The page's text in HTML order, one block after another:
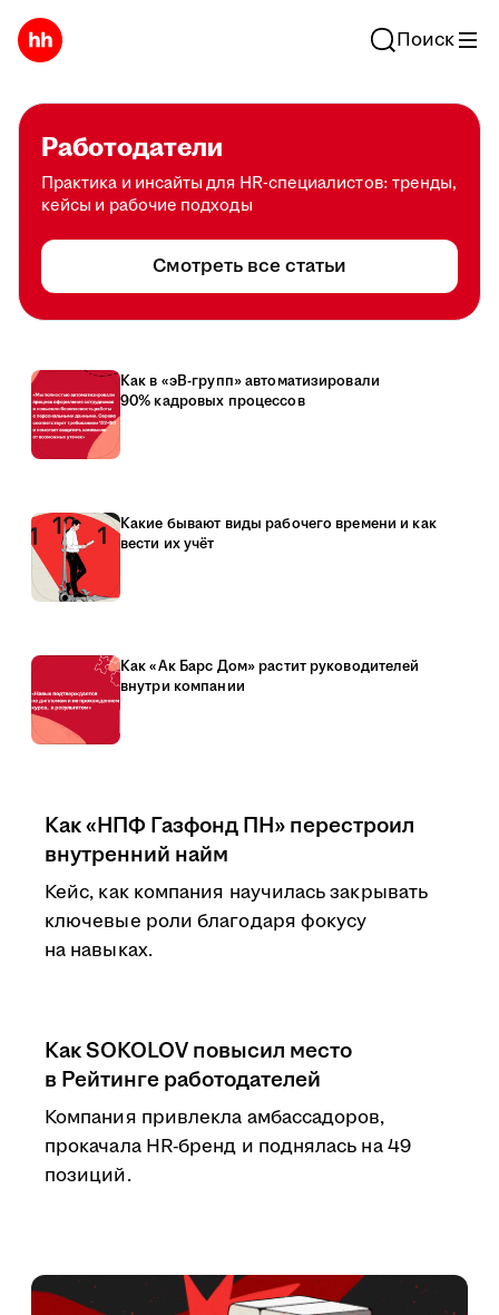
Поиск
Работодатели
Практика и инсайты для HR-специалистов: тренды,
кейсы и рабочие подходы
Смотреть все статьи
Как в «эВ-групп» автоматизировали
90% кадровых процессов
Какие бывают виды рабочего времени и как
вести их учёт
Как «Ак Барс Дом» растит руководителей
внутри компании
Как «НПФ Газфонд ПН» перестроил
внутренний найм
Кейс, как компания научилась закрывать
ключевые роли благодаря фокусу
на навыках.
Как SOKOLOV повысил место
в Рейтинге работодателей
Компания привлекла амбассадоров,
прокачала HR-бренд и поднялась на 49
позиций.